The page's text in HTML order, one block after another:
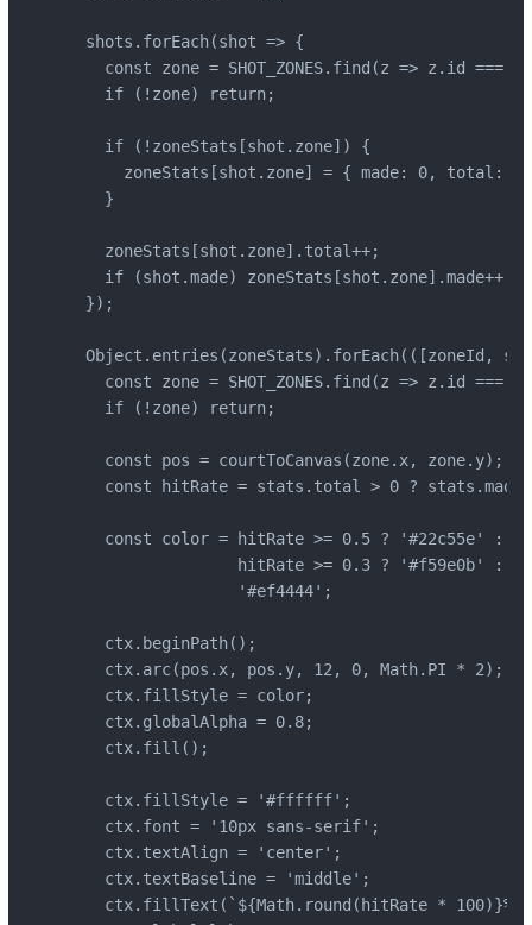
  shots.forEach(shot => {
const zone = SHOT_ZONES.find(z => z.id ===
    if (!zone) return;
    if (!zoneStats[shot.zone]) {
zoneStats[shot.zone] = { made: 0, total: 0
    }
    zoneStats[shot.zone].total++;
    if (shot.made) zoneStats[shot.zone].made++;
  });
Object.entries(zoneStats).forEach(([zoneId,
const zone = SHOT_ZONES.find(z => z.id ===
    if (!zone) return;
    const pos = courtToCanvas(zone.x, zone.y);
const hitRate = stats.total > 0 ? stats.made
    const color = hitRate >= 0.5 ? '#22c55e' :
                  hitRate >= 0.3 ? '#f59e0b' :
                  '#ef4444';
    ctx.beginPath();
    ctx.arc(pos.x, pos.y, 12, 0, Math.PI * 2);
    ctx.fillStyle = color;
    ctx.globalAlpha = 0.8;
    ctx.fill();
    ctx.fillStyle = '#ffffff';
    ctx.font = '10px sans-serif';
    ctx.textAlign = 'center';
    ctx.textBaseline = 'middle';
ctx.fillText(`${Math.round(hitRate *